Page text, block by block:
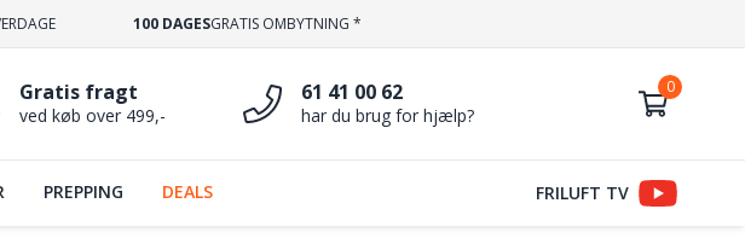
100 DAGESGRATIS OMBYTNING *
Gratis fragt
ved køb over 499,-
61 41 00 62
har du brug for hjælp?
PREPPING DEALS FRILUFT TV